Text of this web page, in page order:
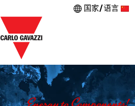
国家/语言